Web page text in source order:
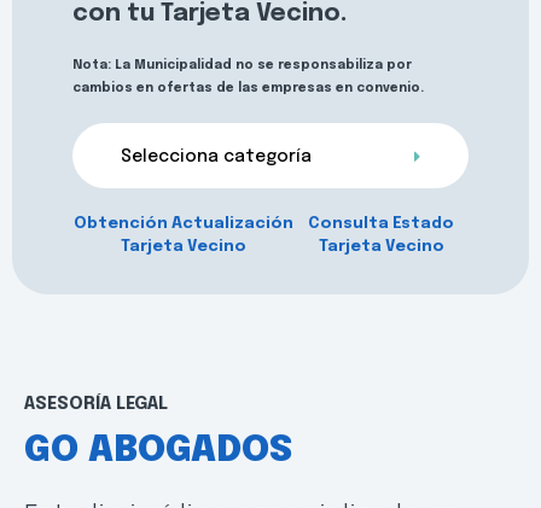
con tu Tarjeta Vecino.
Nota: La Municipalidad no se responsabiliza por
cambios en ofertas de las empresas en convenio.
Selecciona categoría
Obtención Actualización
Tarjeta Vecino
Consulta Estado
Tarjeta Vecino
ASESORÍA LEGAL
GO ABOGADOS